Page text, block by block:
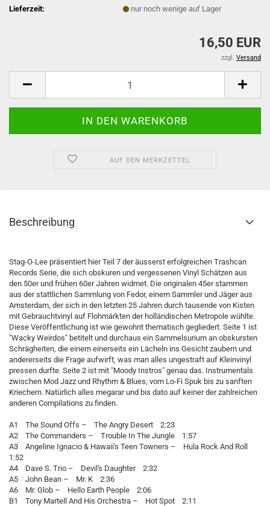
Lieferzeit: nur noch wenige auf Lager
16,50 EUR
zzgl. Versand
AUF DEN MERKZETTEL
Beschreibung
Stag-O-Lee präsentiert hier Teil 7 der äusserst erfolgreichen Trashcan
Records Serie, die sich obskuren und vergessenen Vinyl Schätzen aus
den 50er und frühen 60er Jahren widmet. Die originalen 45er stammen
aus der stattlichen Sammlung von Fedor, einem Sammler und Jäger aus
Amsterdam, der sich in den letzten 25 Jahren durch tausende von Kisten
mit Gebrauchtvinyl auf Flohmärkten der holländischen Metropole wühlte.
Diese Veröffentlichung ist wie gewohnt thematisch gegliedert. Seite 1 ist
"Wacky Weirdos" betitelt und durchaus ein Sammelsurium an obskursten
Schrägheiten, die einem einerseits ein Lächeln ins Gesicht zaubern und
andererseits die Frage aufwirft, was man alles ungestraft auf Kleinvinyl
pressen durfte. Seite 2 ist mit "Moody Instros" genau das. Instrumentals
zwischen Mod Jazz und Rhythm & Blues, vom Lo-Fi Spuk bis zu sanften
Kriechern. Natürlich alles megarar und bis dato auf keiner der zahlreichen
anderen Compilations zu finden.
A1 The Sound Offs – The Angry Desert 2:23
A2 The Commanders – Trouble In The Jungle 1:57
A3 Angeline Ignacio & Hawaii's Teen Towners – Hula Rock And Roll
1:52
A4 Dave S. Trio – Devil's Daughter 2:32
A5 John Bean – Mr. K 2:36
A6 Mr. Glob – Hello Earth People 2:06
B1 Tony Martell And His Orchestra – Hot Spot 2:11